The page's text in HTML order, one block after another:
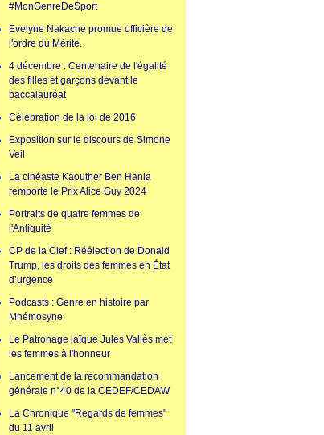
#MonGenreDeSport
Evelyne Nakache promue officière de
l'ordre du Mérite.
4 décembre : Centenaire de l'égalité
des filles et garçons devant le
baccalauréat
Célébration de la loi de 2016
Exposition sur le discours de Simone
Veil
La cinéaste Kaouther Ben Hania
remporte le Prix Alice Guy 2024
Portraits de quatre femmes de
l'Antiquité
CP de la Clef : Réélection de Donald
Trump, les droits des femmes en État
d’urgence
Podcasts : Genre en histoire par
Mnémosyne
Le Patronage laïque Jules Vallès met
les femmes à l'honneur
Lancement de la recommandation
générale n°40 de la CEDEF/CEDAW
La Chronique "Regards de femmes"
du 11 avril